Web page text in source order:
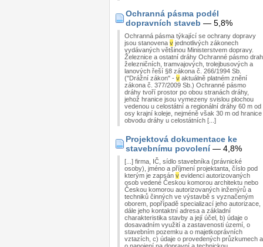
Ochranná pásma podél
dopravních staveb — 5,8%
Ochranná pásma týkající se ochrany dopravy
jsou stanovena v jednotlivých zákonech
vydávaných většinou Ministerstvem dopravy.
Železnice a ostatní dráhy Ochranné pásmo drah
železničních, tramvajových, trolejbusových a
lanových řeší §8 zákona č. 266/1994 Sb.
("Drážní zákon" - v aktuálně platném znění
zákona č. 377/2009 Sb.) Ochranné pásmo
dráhy tvoří prostor po obou stranách dráhy,
jehož hranice jsou vymezeny svislou plochou
vedenou u celostátní a regionální dráhy 60 m od
osy krajní koleje, nejméně však 30 m od hranice
obvodu dráhy u celostátních [...]
Projektová dokumentace ke
stavebnímu povolení— 4,8%
[...] firma, IČ, sídlo stavebníka (právnické
osoby), jméno a příjmení projektanta, číslo pod
kterým je zapsán v evidenci autorizovaných
osob vedené Českou komorou architektu nebo
Českou komorou autorizovaných inženýrů a
techniků činných ve výstavbě s vyznačeným
oborem, popřípadě specializací jeho autorizace,
dále jeho kontaktní adresa a základní
charakteristika stavby a její účel, b) údaje o
dosavadním využití a zastavenosti území, o
stavebním pozemku a o majetkoprávních
vztazích, c) údaje o provedených průzkumech a